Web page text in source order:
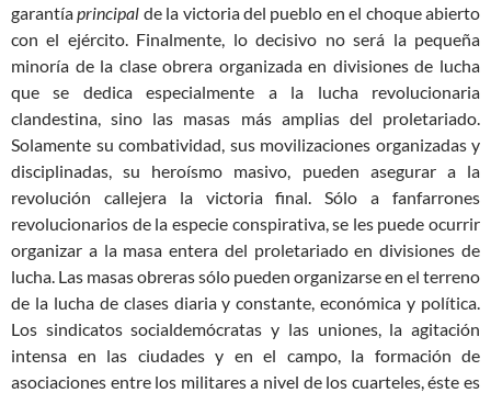
garantíaprincipal de la victoria del pueblo en el choque abierto
con el ejército. Finalmente, lo decisivo no será la pequeña
minoría de la clase obrera organizada en divisiones de lucha
que se dedica especialmente a la lucha revolucionaria
clandestina, sino las masas más amplias del proletariado.
Solamente su combatividad, sus movilizaciones organizadas y
disciplinadas, su heroísmo masivo, pueden asegurar a la
revolución callejera la victoria final. Sólo a fanfarrones
revolucionarios de la especie conspirativa, se les puede ocurrir
organizar a la masa entera del proletariado en divisiones de
lucha. Las masas obreras sólo pueden organizarse en el terreno
de la lucha de clases diaria y constante, económica y política.
Los sindicatos socialdemócratas y las uniones, la agitación
intensa en las ciudades y en el campo, la formación de
asociaciones entre los militares a nivel de los cuarteles, éste es